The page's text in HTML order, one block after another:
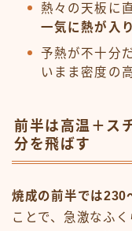
熱々の天板に
一気に熱が入
予熱が不十分
いまま密度の
前半は高温＋ス
分を飛ばす
焼成の前半では
ことで、急激なふ